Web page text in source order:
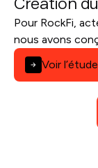
Création
Pour RockFi,
nous avons
pour inspirer
Voir